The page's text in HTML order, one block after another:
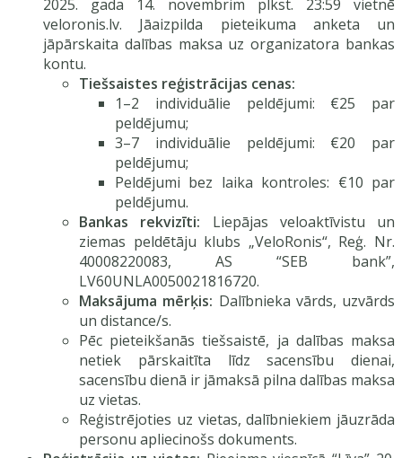
2025. gada 14. novembrim plkst. 23:59 vietnē
veloronis.lv. Jāaizpilda pieteikuma anketa un
jāpārskaita dalības maksa uz organizatora bankas
kontu.
Tiešsaistes reģistrācijas cenas:
1–2 individuālie peldējumi: €25 par
peldējumu;
3–7 individuālie peldējumi: €20 par
peldējumu;
Peldējumi bez laika kontroles: €10 par
peldējumu.
Bankas rekvizīti: Liepājas veloaktīvistu un
ziemas peldētāju klubs „VeloRonis“, Reģ. Nr.
40008220083, AS “SEB bank”,
LV60UNLA0050021816720.
Maksājuma mērķis: Dalībnieka vārds, uzvārds
un distance/s.
Pēc pieteikšanās tiešsaistē, ja dalības maksa
netiek pārskaitīta līdz sacensību dienai,
sacensību dienā ir jāmaksā pilna dalības maksa
uz vietas.
Reģistrējoties uz vietas, dalībniekiem jāuzrāda
personu apliecinošs dokuments.